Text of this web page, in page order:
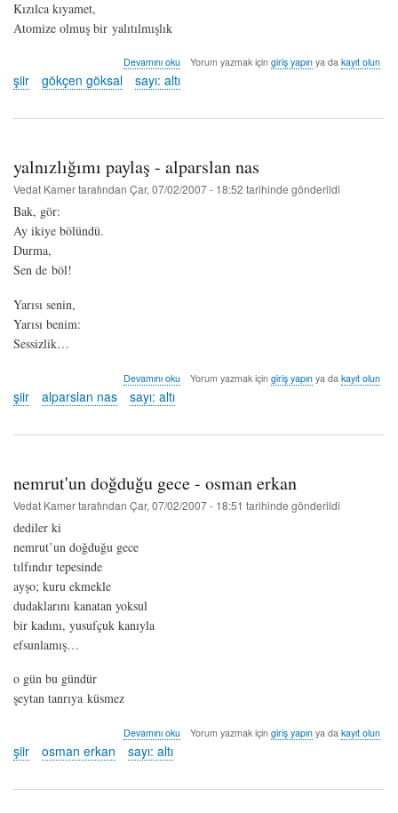
Kızılca kıyamet,
Atomize olmuş bir yalıtılmışlık
asimetri
gökçen
hakkında
Devamını oku Yorum yazmak için giriş yapınya da kayıt olun
şiir gökçen göksal sayı: altı
yalnızlığımı paylaş - alparslan nas
Vedat Kamertarafından Çar, 07/02/2007 - 18:52 tarihinde gönderildi
Bak, gör:
Ay ikiye bölündü.
Durma,
Sen de böl!
Yarısı senin,
Yarısı benim:
Sessizlik…
yalnızlığımı
nas
Devamını oku Yorum yazmak için giriş yapınya da kayıt olun
şiir alparslan nas sayı: altı
nemrut'un doğduğu gece - osman erkan
Vedat Kamertarafından Çar, 07/02/2007 - 18:51 tarihinde gönderildi
dediler ki
nemrut’un doğduğu gece
tılfındır tepesinde
ayşo; kuru ekmekle
dudaklarını kanatan yoksul
bir kadını, yusufçuk kanıyla
efsunlamış…
o gün bu gündür
şeytan tanrıya küsmez
nemrut'un
doğduğu
gece
osman
Devamını oku Yorum yazmak için giriş yapınya da kayıt olun
şiir osman erkan sayı: altı